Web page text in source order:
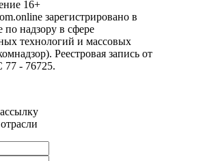
16+
зарегистрировано в
надзору в сфере
технологий и массовых
Реестровая запись от
- 76725.